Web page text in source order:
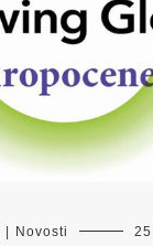
Novosti